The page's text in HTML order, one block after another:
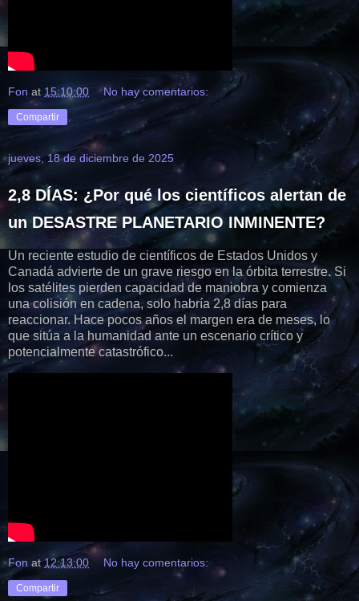
Fon at 15:10:00 No hay comentarios:
Compartir
jueves, 18 de diciembre de 2025
2,8 DÍAS: ¿Por qué los científicos alertan de
un DESASTRE PLANETARIO INMINENTE?
Un reciente estudio de científicos de Estados Unidos y
Canadá advierte de un grave riesgo en la órbita terrestre. Si
los satélites pierden capacidad de maniobra y comienza
una colisión en cadena, solo habría 2,8 días para
reaccionar. Hace pocos años el margen era de meses, lo
que sitúa a la humanidad ante un escenario crítico y
potencialmente catastrófico...
Fon at12:13:00 No hay comentarios:
Compartir